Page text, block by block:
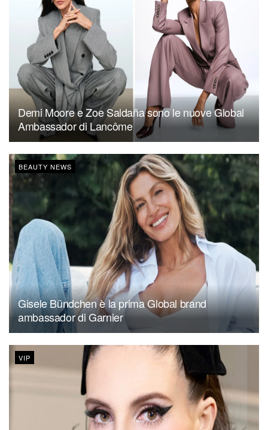
Demi Moore e Zoe Saldaña sono le nuove Global
Ambassador di Lancôme
BEAUTY NEWS
Gisele Bündchen è la prima Global brand
ambassador di Garnier
VIP